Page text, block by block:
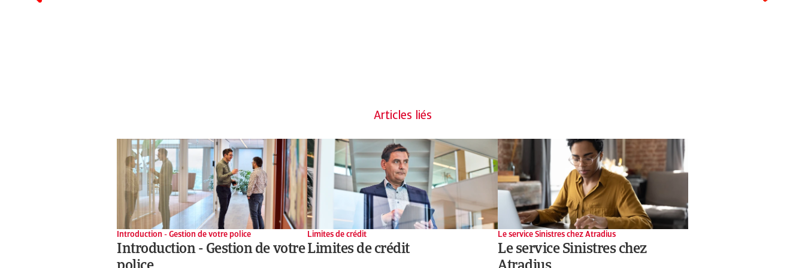
Articles liés
Introduction - Gestion de votre police
Introduction - Gestion de votre
Limites de crédit
Limites de crédit
Le service Sinistres chez Atradius
Le service Sinistres chez